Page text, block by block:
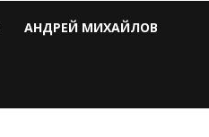
АНДРЕЙ МИХАЙЛОВ